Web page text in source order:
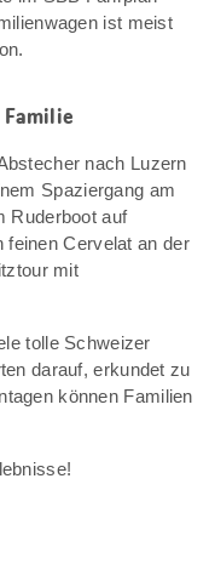
ist meist
nach Luzern
Spaziergang am
Ruderboot auf
Cervelat an der
mit
tolle Schweizer
darauf, erkundet zu
können Familien